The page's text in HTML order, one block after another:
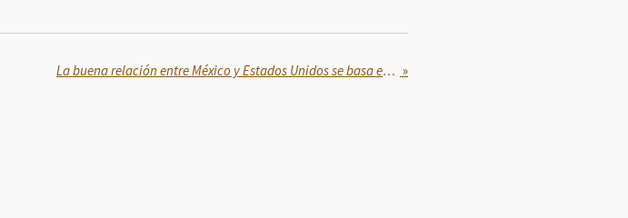
La buena relación entre México y Estados Unidos se basa en la aportación de los mexicanos en EU a la economía de ambas naciones »